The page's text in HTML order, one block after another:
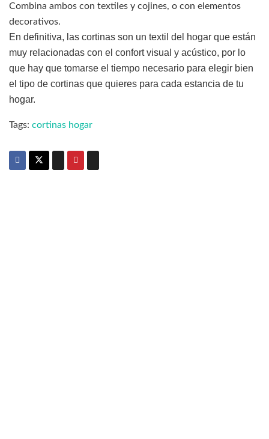
Combina ambos con textiles y cojines, o con elementos
decorativos.
En definitiva, las cortinas son un textil del hogar que están
muy relacionadas con el confort visual y acústico, por lo
que hay que tomarse el tiempo necesario para elegir bien
el tipo de cortinas que quieres para cada estancia de tu
hogar.
Tags: cortinas hogar